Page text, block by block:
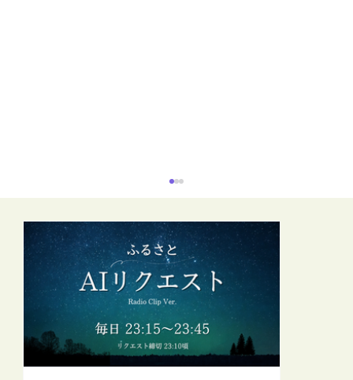
【FM-YRC】魔女michの隠れ家から